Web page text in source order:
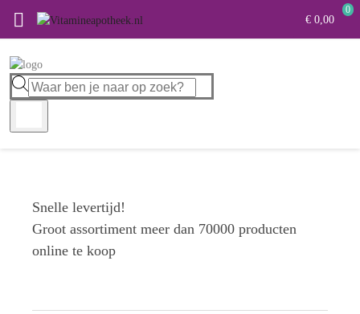
 € 0,00
0
Snelle levertijd!
Groot assortiment meer dan 70000 producten
online te koop